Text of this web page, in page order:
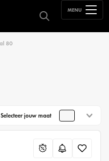
MENU
80
Selecteer jouw maat